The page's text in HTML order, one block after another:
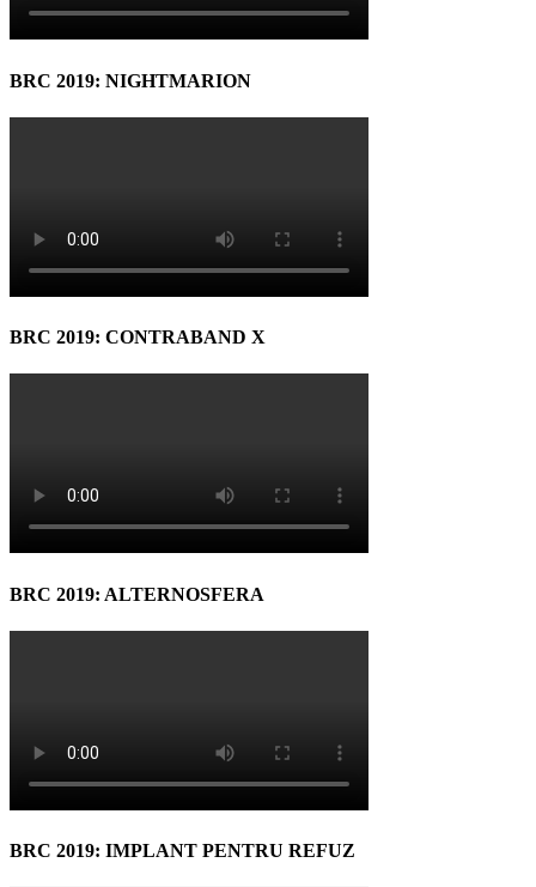
BRC 2019: NIGHTMARION
BRC 2019: CONTRABAND X
BRC 2019: ALTERNOSFERA
BRC 2019: IMPLANT PENTRU REFUZ